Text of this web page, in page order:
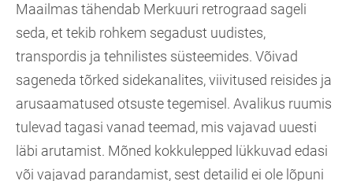
Maailmas tähendab Merkuuri retrograad sageli
seda, et tekib rohkem segadust uudistes,
transpordis ja tehnilistes süsteemides. Võivad
sageneda tõrked sidekanalites, viivitused reisides ja
arusaamatused otsuste tegemisel. Avalikus ruumis
tulevad tagasi vanad teemad, mis vajavad uuesti
läbi arutamist. Mõned kokkulepped lükkuvad edasi
või vajavad parandamist, sest detailid ei ole lõpuni